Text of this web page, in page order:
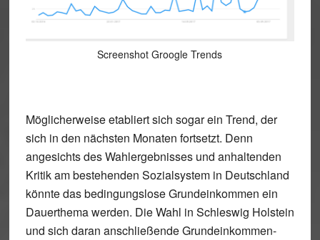
Screenshot Groogle Trends
Möglicherweise etabliert sich sogar ein Trend, der
sich in den nächsten Monaten fortsetzt. Denn
angesichts des Wahlergebnisses und anhaltenden
Kritik am bestehenden Sozialsystem in Deutschland
könnte das bedingungslose Grundeinkommen ein
Dauerthema werden. Die Wahl in Schleswig Holstein
und sich daran anschließende Grundeinkommen-